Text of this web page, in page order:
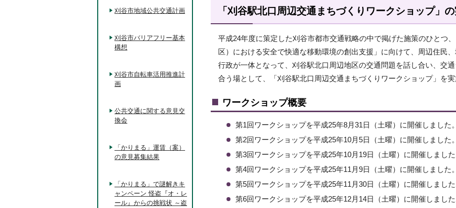
「刈谷駅北口周辺交通まちづくりワークショップ」
平成24年度に策定した刈谷市都市交通戦略の中で掲げた施策のひとつ
区）における安全で快適な移動環境の創出支援」に向けて、周辺住民
行政が一体となって、刈谷駅北口周辺地区の交通問題を話し合い、交
合う場として、「刈谷駅北口周辺交通まちづくりワークショップ」を実
ワークショップ概要
第1回ワークショップを平成25年8月31日（土曜）に開催しました。
第2回ワークショップを平成25年10月5日（土曜）に開催しました。
第3回ワークショップを平成25年10月19日（土曜）に開催しました
第4回ワークショップを平成25年11月9日（土曜）に開催しました。
第5回ワークショップを平成25年11月30日（土曜）に開催しました
第6回ワークショップを平成25年12月14日（土曜）に開催しました
刈谷市地域公共交通計画
刈谷市バリアフリー基本
構想
刈谷市自転車活用推進計
画
公共交通に関する意見交
換会
「かりまる」運賃（案）
の意見募集結果
「かりまる」で謎解きキ
ャンペーン 怪盗『オ・レ
ール』からの挑戦状 ～盗